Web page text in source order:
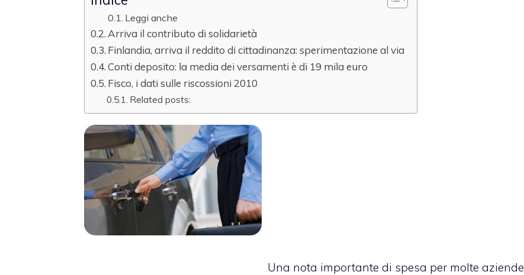
Leggi anche
Arriva il contributo di solidarietà
Finlandia, arriva il reddito di cittadinanza: sperimentazione al via
Conti deposito: la media dei versamenti è di 19 mila euro
Fisco, i dati sulle riscossioni 2010
Related posts:
Una nota importante di spesa per molte aziende